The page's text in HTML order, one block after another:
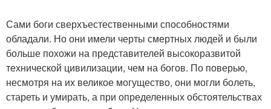
Сами боги сверхъестественными способностями
обладали. Но они имели черты смертных людей и были
больше похожи на представителей высокоразвитой
технической цивилизации, чем на богов. По поверью,
несмотря на их великое могущество, они могли болеть,
стареть и умирать, а при определенных обстоятельствах